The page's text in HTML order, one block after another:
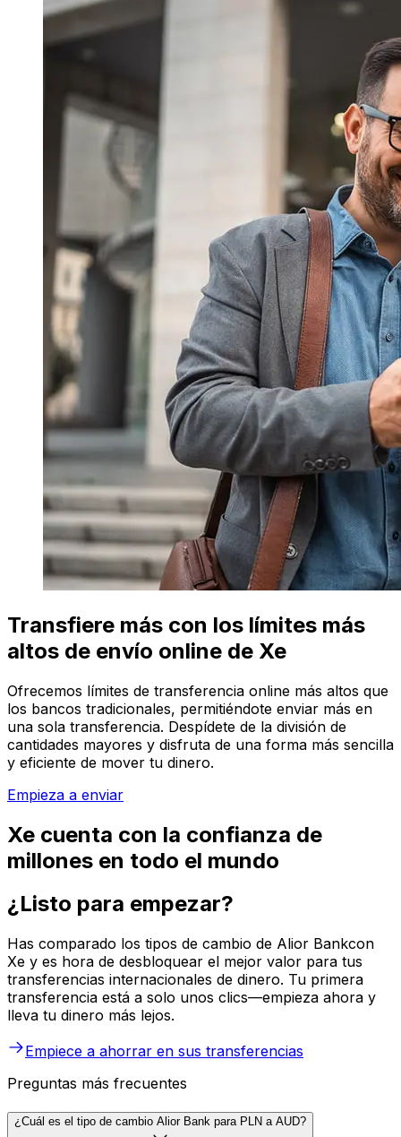
Transfiere más con los límites más
altos de envío online de Xe
Ofrecemos límites de transferencia online más altos que
los bancos tradicionales, permitiéndote enviar más en
una sola transferencia. Despídete de la división de
cantidades mayores y disfruta de una forma más sencilla
y eficiente de mover tu dinero.
Empieza a enviar
Xe cuenta con la confianza de
millones en todo el mundo
¿Listo para empezar?
Has comparado los tipos de cambio de Alior Bankcon
Xe y es hora de desbloquear el mejor valor para tus
transferencias internacionales de dinero. Tu primera
transferencia está a solo unos clics—empieza ahora y
lleva tu dinero más lejos.
Empiece a ahorrar en sus transferencias
Preguntas más frecuentes
¿Cuál es el tipo de cambio Alior Bank para PLN a AUD?